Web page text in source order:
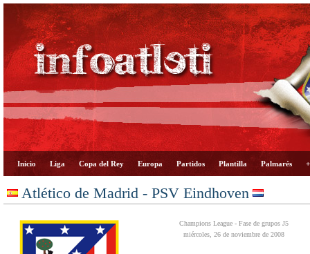
Inicio Liga Copa del Rey Europa Partidos Plantilla Palmarés
Atlético de Madrid - PSV Eindhoven
Champions League - Fase de grupos J5
miércoles, 26 de noviembre de 2008